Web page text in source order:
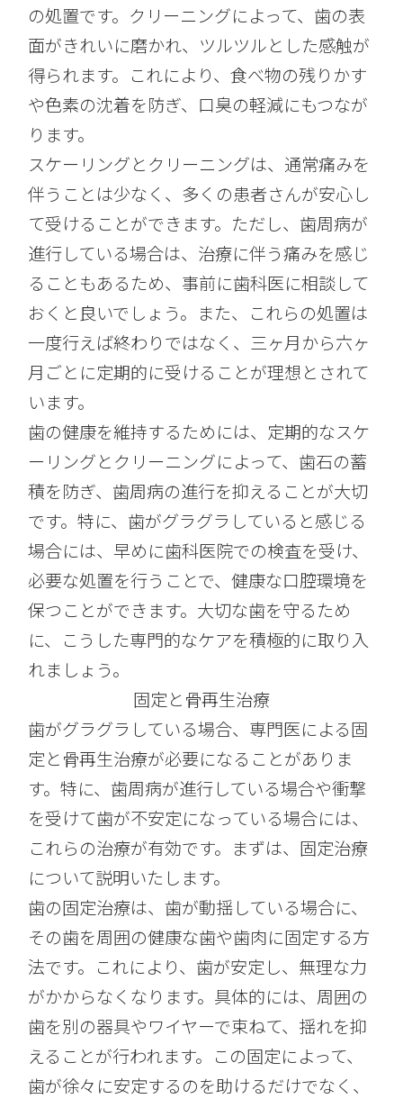
の処置です。クリーニングによって、歯の表
面がきれいに磨かれ、ツルツルとした感触が
得られます。これにより、食べ物の残りかす
や色素の沈着を防ぎ、口臭の軽減にもつなが
ります。
スケーリングとクリーニングは、通常痛みを
伴うことは少なく、多くの患者さんが安心し
て受けることができます。ただし、歯周病が
進行している場合は、治療に伴う痛みを感じ
ることもあるため、事前に歯科医に相談して
おくと良いでしょう。また、これらの処置は
一度行えば終わりではなく、三ヶ月から六ヶ
月ごとに定期的に受けることが理想とされて
います。
歯の健康を維持するためには、定期的なスケ
ーリングとクリーニングによって、歯石の蓄
積を防ぎ、歯周病の進行を抑えることが大切
です。特に、歯がグラグラしていると感じる
場合には、早めに歯科医院での検査を受け、
必要な処置を行うことで、健康な口腔環境を
保つことができます。大切な歯を守るため
に、こうした専門的なケアを積極的に取り入
れましょう。
固定と骨再生治療
歯がグラグラしている場合、専門医による固
定と骨再生治療が必要になることがありま
す。特に、歯周病が進行している場合や衝撃
を受けて歯が不安定になっている場合には、
これらの治療が有効です。まずは、固定治療
について説明いたします。
歯の固定治療は、歯が動揺している場合に、
その歯を周囲の健康な歯や歯肉に固定する方
法です。これにより、歯が安定し、無理な力
がかからなくなります。具体的には、周囲の
歯を別の器具やワイヤーで束ねて、揺れを抑
えることが行われます。この固定によって、
歯が徐々に安定するのを助けるだけでなく、